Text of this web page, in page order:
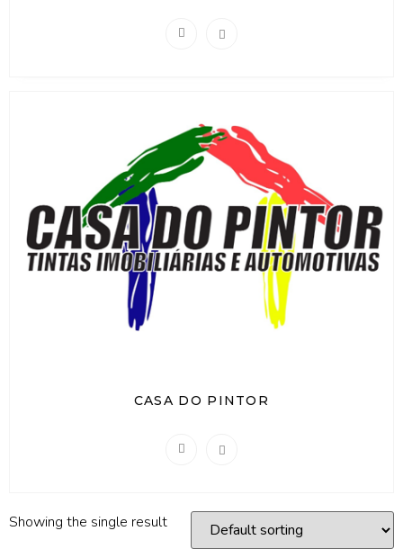
CASA DO PINTOR
Showing the single result